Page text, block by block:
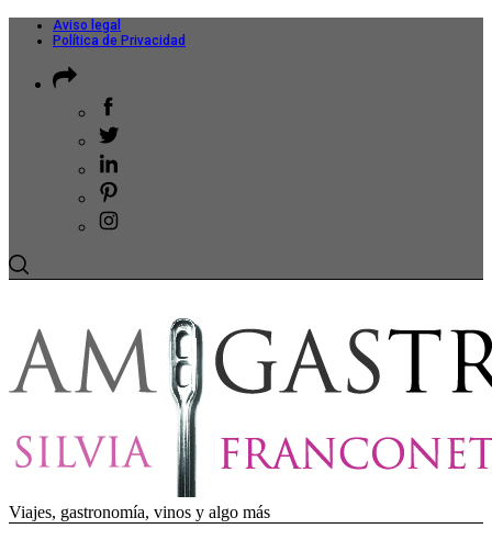
Aviso legal
Política de Privacidad
Viajes, gastronomía, vinos y algo más